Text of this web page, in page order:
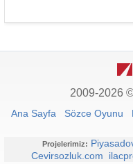
2009-2026
Ana Sayfa Sözce Oyunu
Projelerimiz:
Cevirsozluk.com